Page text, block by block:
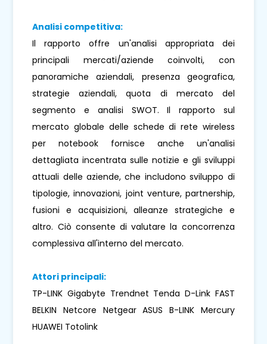
Analisi competitiva:
Il rapporto offre un'analisi appropriata dei
principali mercati/aziende coinvolti, con
panoramiche aziendali, presenza geografica,
strategie aziendali, quota di mercato del
segmento e analisi SWOT. Il rapporto sul
mercato globale delle schede di rete wireless
per notebook fornisce anche un'analisi
dettagliata incentrata sulle notizie e gli sviluppi
attuali delle aziende, che includono sviluppo di
tipologie, innovazioni, joint venture, partnership,
fusioni e acquisizioni, alleanze strategiche e
altro. Ciò consente di valutare la concorrenza
complessiva all'interno del mercato.
Attori principali:
TP-LINK Gigabyte Trendnet Tenda D-Link FAST
BELKIN Netcore Netgear ASUS B-LINK Mercury
HUAWEI Totolink